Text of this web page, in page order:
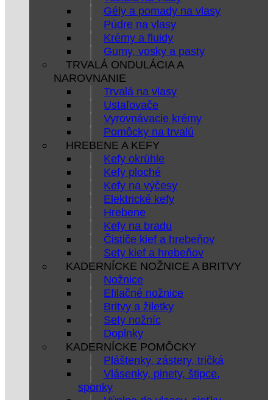
Gély a pomady na vlasy
Púdre na vlasy
Krémy a fluidy
Gumy, vosky a pasty
TRVALÁ ONDULÁCIA A
NAROVNANIE
Trvalá na vlasy
Ustaľovače
Vyrovnávacie krémy
Pomôcky na trvalú
HREBENE A KEFY
Kefy okrúhle
Kefy ploché
Kefy na výčesy
Elektrické kefy
Hrebene
Kefy na bradu
Čističe kief a hrebeňov
Sety kief a hrebeňov
KADERNÍCKE NOŽNICE A BRITVY
Nožnice
Efilačné nožnice
Britvy a žiletky
Sety nožníc
Doplnky
KADERNÍCKE POMÔCKY
Pláštenky, zástery, tričká
Vlásenky, pinety, štipce,
sponky